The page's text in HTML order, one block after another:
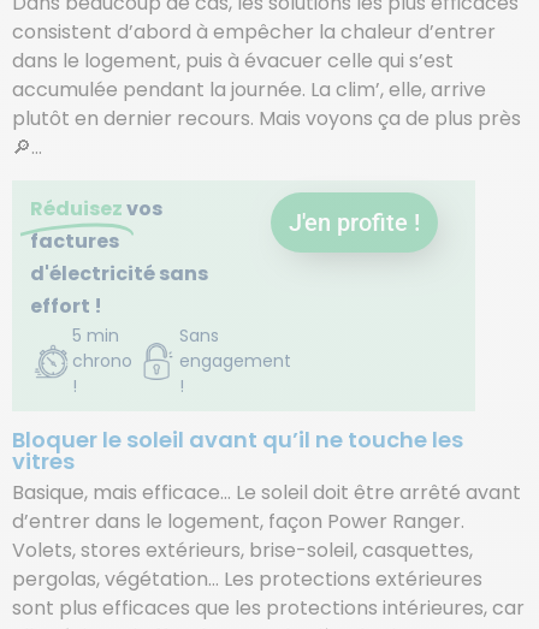
consistent d’abord à empêcher la chaleur d’entrer
dans le logement, puis à évacuer celle qui s’est
accumulée pendant la journée. La clim’, elle, arrive
plutôt en dernier recours. Mais voyons ça de plus près
🔎…
Réduisezvos
factures
d'électricité sans
effort !
5 min
chrono
!
Sans
engagement
!
J'en profite !
Bloquer le soleil avant qu’il ne touche les
vitres
Basique, mais efficace… Le soleil doit être arrêté avant
d’entrer dans le logement, façon Power Ranger.
Volets, stores extérieurs, brise-soleil, casquettes,
pergolas, végétation… Les protections extérieures
sont plus efficaces que les protections intérieures, car